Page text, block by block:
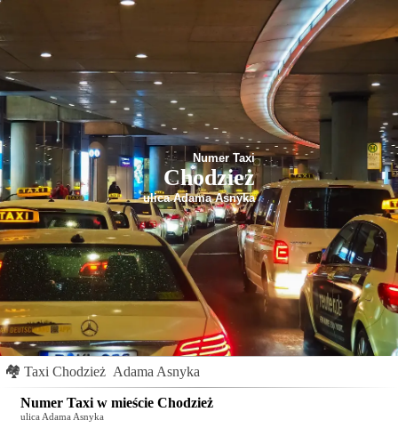
Numer Taxi
Chodzież
ulica Adama Asnyka
🏘 Taxi Chodzież Adama Asnyka
Numer Taxi w mieście Chodzież
ulica Adama Asnyka